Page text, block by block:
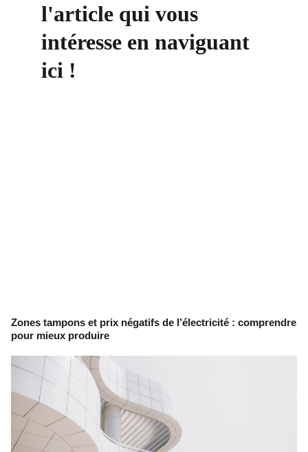
l'article qui vous
intéresse en naviguant
ici !
Zones tampons et prix négatifs de l’électricité : comprendre
pour mieux produire